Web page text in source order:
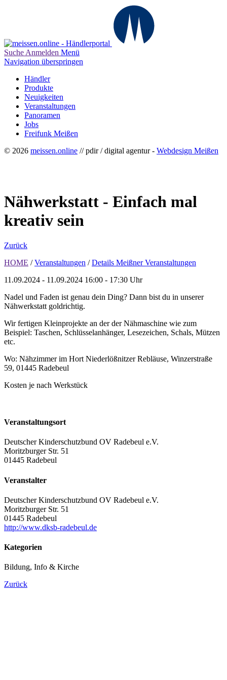
Suche Anmelden Menü
Navigation überspringen
Händler
Produkte
Neuigkeiten
Veranstaltungen
Panoramen
Jobs
Freifunk Meißen
© 2026 meissen.online // pdir / digital agentur - Webdesign Meißen
Nähwerkstatt - Einfach mal
kreativ sein
Zurück
HOME / Veranstaltungen / Details Meißner Veranstaltungen
11.09.2024 - 11.09.2024 16:00 - 17:30 Uhr
Nadel und Faden ist genau dein Ding? Dann bist du in unserer
Nähwerkstatt goldrichtig.
Wir fertigen Kleinprojekte an der der Nähmaschine wie zum
Beispiel: Taschen, Schlüsselanhänger, Lesezeichen, Schals, Mützen
etc.
Wo: Nähzimmer im Hort Niederlößnitzer Rebläuse, Winzerstraße
59, 01445 Radebeul
Kosten je nach Werkstück
Veranstaltungsort
Deutscher Kinderschutzbund OV Radebeul e.V.
Moritzburger Str. 51
01445 Radebeul
Veranstalter
Deutscher Kinderschutzbund OV Radebeul e.V.
Moritzburger Str. 51
01445 Radebeul
http://www.dksb-radebeul.de
Kategorien
Bildung, Info & Kirche
Zurück